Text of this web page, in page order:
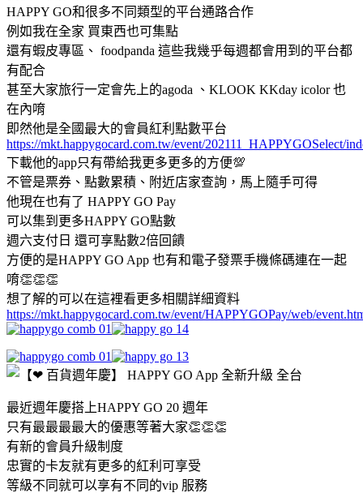
HAPPY GO和很多不同類型的平台通路合作
例如我在全家 買東西也可集點
還有蝦皮專區、 foodpanda 這些我幾乎每週都會用到的平台都
有配合
甚至大家旅行一定會先上的agoda 、KLOOK KKday icolor 也
在內唷
即然他是全國最大的會員紅利點數平台
https://mkt.happygocard.com.tw/event/202111_HAPPYGOSelect/
下載他的app只有帶給我更多更多的方便💯
不管是票券、點數累積、附近店家查詢，馬上隨手可得
他現在也有了 HAPPY GO Pay
可以集到更多HAPPY GO點數
週六支付日 還可享點數2倍回饋
方便的是HAPPY GO App 也有和電子發票手機條碼連在一起
唷👏👏👏
想了解的可以在這裡看更多相關詳細資料
https://mkt.happygocard.com.tw/event/HAPPYGOPay/web/
最近週年慶搭上HAPPY GO 20 週年
只有最最最最大的優惠等著大家👏👏👏
有新的會員升級制度
忠實的卡友就有更多的紅利可享受
等級不同就可以享有不同的vip 服務